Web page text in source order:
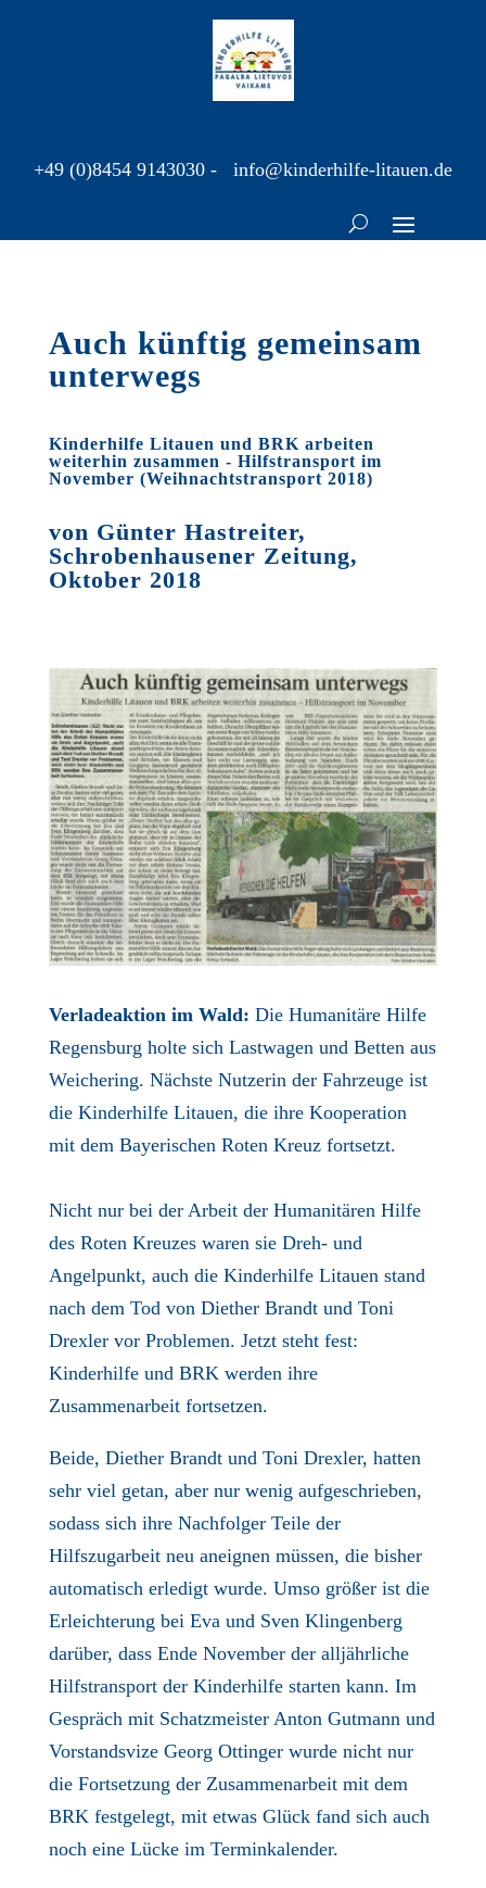
+49 (0)8454 9143030 - info@kinderhilfe-litauen.de
Auch künftig gemeinsam
unterwegs
Kinderhilfe Litauen und BRK arbeiten
weiterhin zusammen - Hilfstransport im
November (Weihnachtstransport 2018)
von Günter Hastreiter,
Schrobenhausener Zeitung,
Oktober 2018
Verladeaktion im Wald: Die Humanitäre Hilfe
Regensburg holte sich Lastwagen und Betten aus
Weichering. Nächste Nutzerin der Fahrzeuge ist
die Kinderhilfe Litauen, die ihre Kooperation
mit dem Bayerischen Roten Kreuz fortsetzt.
Nicht nur bei der Arbeit der Humanitären Hilfe
des Roten Kreuzes waren sie Dreh- und
Angelpunkt, auch die Kinderhilfe Litauen stand
nach dem Tod von Diether Brandt und Toni
Drexler vor Problemen. Jetzt steht fest:
Kinderhilfe und BRK werden ihre
Zusammenarbeit fortsetzen.
Beide, Diether Brandt und Toni Drexler, hatten
sehr viel getan, aber nur wenig aufgeschrieben,
sodass sich ihre Nachfolger Teile der
Hilfszugarbeit neu aneignen müssen, die bisher
automatisch erledigt wurde. Umso größer ist die
Erleichterung bei Eva und Sven Klingenberg
darüber, dass Ende November der alljährliche
Hilfstransport der Kinderhilfe starten kann. Im
Gespräch mit Schatzmeister Anton Gutmann und
Vorstandsvize Georg Ottinger wurde nicht nur
die Fortsetzung der Zusammenarbeit mit dem
BRK festgelegt, mit etwas Glück fand sich auch
noch eine Lücke im Terminkalender.